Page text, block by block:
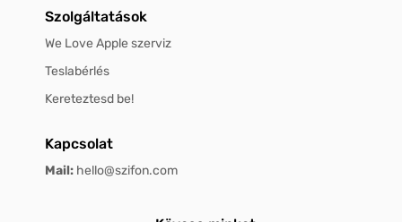
Szolgáltatások
We Love Apple szerviz
Teslabérlés
Kereteztesd be!
Kapcsolat
Mail: hello@szifon.com